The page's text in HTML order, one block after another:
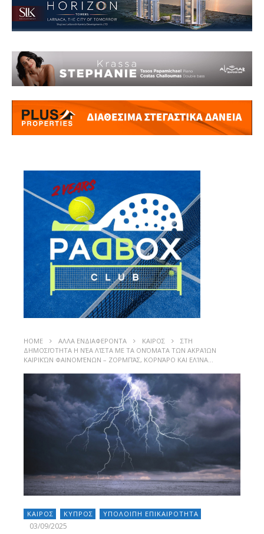
HOME ΑΛΛΑ ΕΝΔΙΑΦΕΡΟΝΤΑ ΚΑΙΡΟΣ
ΣΤΗ
ΔΗΜΟΣΙΌΤΗΤΑ Η ΝΈΑ ΛΊΣΤΑ ΜΕ ΤΑ ΟΝΌΜΑΤΑ ΤΩΝ ΑΚΡΑΊΩΝ
ΚΑΙΡΙΚΏΝ ΦΑΙΝΟΜΈΝΩΝ – ΖΟΡΜΠΆΣ, ΚΟΡΝΆΡΟ ΚΑΙ ΕΛΊΝΑ…
ΚΑΙΡΟΣ ΚΥΠΡΟΣ ΥΠΟΛΟΙΠΗ ΕΠΙΚΑΙΡΟΤΗΤΑ
03/09/2025